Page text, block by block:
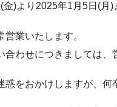
)より2025年1月5日(月)
業いたします。
わせにつきましては、
をおかけしますが、何